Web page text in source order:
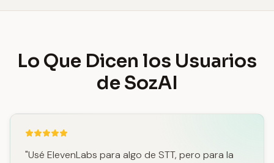
Lo Que Dicen los Usuarios
de SozAI
"Usé ElevenLabs para algo de STT, pero para la